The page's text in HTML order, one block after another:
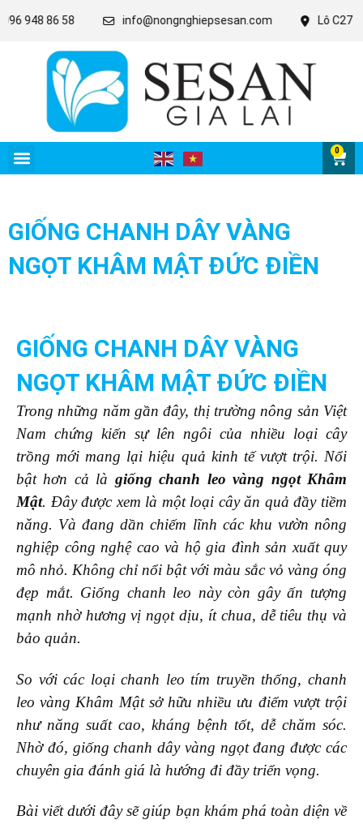
58 info@nongnghiepsesan.com Lô C27 - 28 - 31
0
GIỐNG CHANH DÂY VÀNG
NGỌT KHÂM MẬT ĐỨC ĐIỀN
GIỐNG CHANH DÂY VÀNG
NGỌT KHÂM MẬT ĐỨC ĐIỀN
Trong những năm gần đây, thị trường nông sản Việt
Nam chứng kiến sự lên ngôi của nhiều loại cây
trồng mới mang lại hiệu quả kinh tế vượt trội. Nổi
bật hơn cả là giống chanh leo vàng ngọt Khâm
Mật. Đây được xem là một loại cây ăn quả đầy tiềm
năng. Và đang dần chiếm lĩnh các khu vườn nông
nghiệp công nghệ cao và hộ gia đình sản xuất quy
mô nhỏ. Không chỉ nổi bật với màu sắc vỏ vàng óng
đẹp mắt. Giống chanh leo này còn gây ấn tượng
mạnh nhờ hương vị ngọt dịu, ít chua, dễ tiêu thụ và
bảo quản.
So với các loại chanh leo tím truyền thống, chanh
leo vàng Khâm Mật sở hữu nhiều ưu điểm vượt trội
như năng suất cao, kháng bệnh tốt, dễ chăm sóc.
Nhờ đó, giống chanh dây vàng ngọt đang được các
chuyên gia đánh giá là hướng đi đầy triển vọng.
Bài viết dưới đây sẽ giúp bạn khám phá toàn diện về